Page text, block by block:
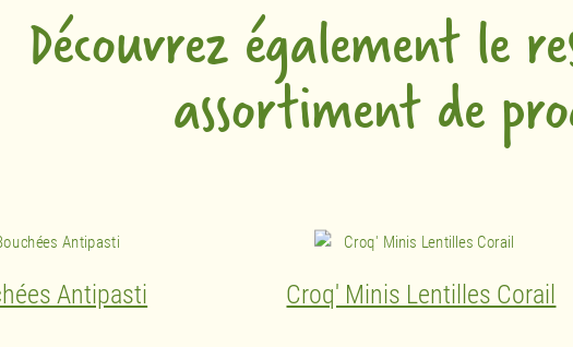
Découvrez également le
assortiment de
Antipasti Croq' Minis Lentilles Corail